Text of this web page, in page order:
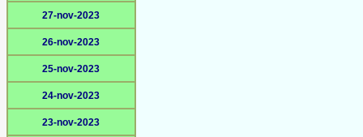
27-nov-2023
26-nov-2023
25-nov-2023
24-nov-2023
23-nov-2023